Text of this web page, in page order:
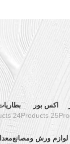
اكس بور
25 Products
24 Products
لوازم ورش ومصانع